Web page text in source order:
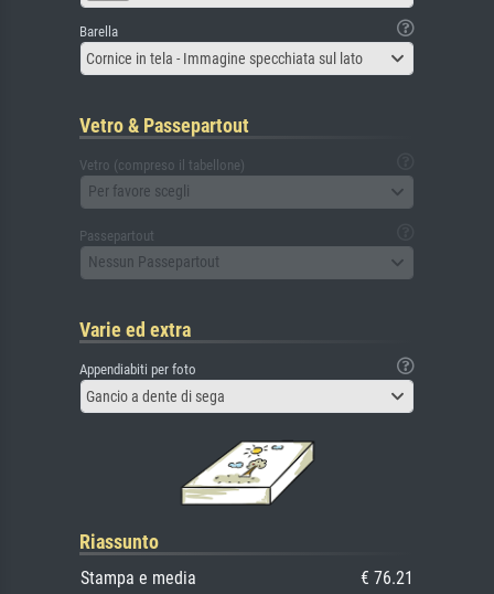
Barella
Cornice in tela - Immagine specchiata sul lato
Vetro & Passepartout
Vetro (compreso il tabellone)
Per favore scegli
Passepartout
Nessun Passepartout
Varie ed extra
Appendiabiti per foto
Gancio a dente di sega
Riassunto
Stampa e media
€ 76.21